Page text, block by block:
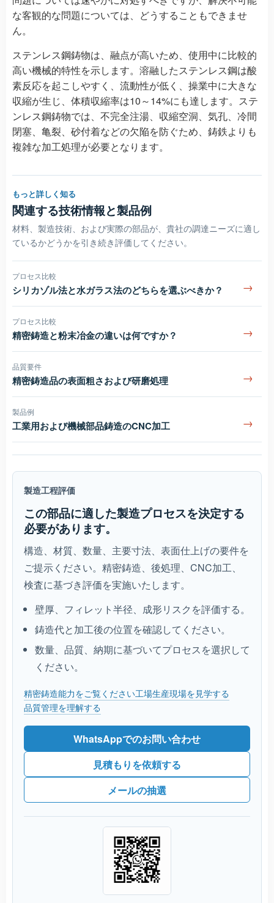
な客観的な問題については、どうすることもできませ
ん。
ステンレス鋼鋳物は、融点が高いため、使用中に比較的
高い機械的特性を示します。溶融したステンレス鋼は酸
素反応を起こしやすく、流動性が低く、操業中に大きな
収縮が生じ、体積収縮率は10～14%にも達します。ステ
ンレス鋼鋳物では、不完全注湯、収縮空洞、気孔、冷間
閉塞、亀裂、砂付着などの欠陥を防ぐため、鋳鉄よりも
複雑な加工処理が必要となります。
もっと詳しく知る
関連する技術情報と製品例
材料、製造技術、および実際の部品が、貴社の調達ニーズに適し
ているかどうかを引き続き評価してください。
プロセス比較
シリカゾル法と水ガラス法のどちらを選ぶべきか？ →
プロセス比較
精密鋳造と粉末冶金の違いは何ですか？ →
品質要件
精密鋳造品の表面粗さおよび研磨処理 →
製品例
工業用および機械部品鋳造のCNC加工 →
製造工程評価
この部品に適した製造プロセスを決定する
必要があります。
構造、材質、数量、主要寸法、表面仕上げの要件を
ご提示ください。精密鋳造、後処理、CNC加工、
検査に基づき評価を実施いたします。
壁厚、フィレット半径、成形リスクを評価する。
鋳造代と加工後の位置を確認してください。
数量、品質、納期に基づいてプロセスを選択して
ください。
精密鋳造能力をご覧ください工場生産現場を見学する
品質管理を理解する
WhatsAppでのお問い合わせ
見積もりを依頼する
メールの抽選